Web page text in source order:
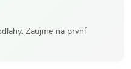
Zaujme na první